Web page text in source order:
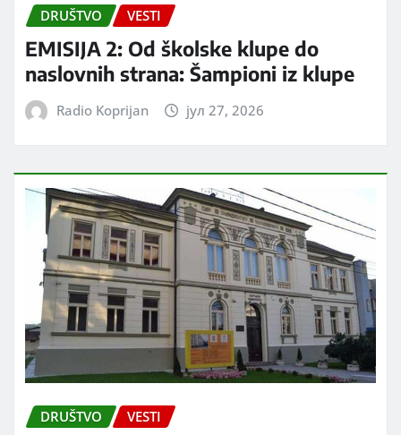
DRUŠTVO VESTI
EMISIJA 2: Od školske klupe do
naslovnih strana: Šampioni iz klupe
Radio Koprijan јул 27, 2026
DRUŠTVO VESTI